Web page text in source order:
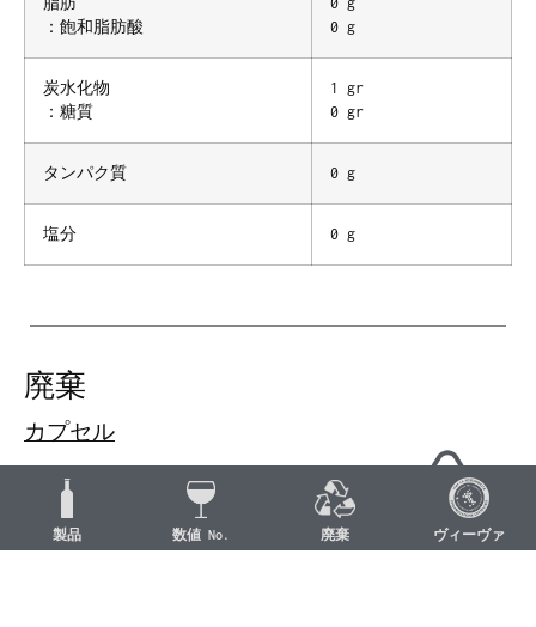
：飽和脂肪酸
0 g
炭水化物
：糖質
1 gr
0 gr
タンパク質 0 g
塩分 0 g
廃棄
カプセル
アルミニウム
アルミニウム (C/ALU 90)
アルミニウム・コレクション
製品 数値 No. 廃棄 ヴィーヴァ